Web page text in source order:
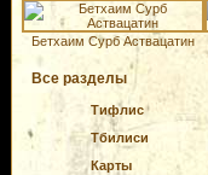
Бетхаим Сурб Аствацатин
Все разделы
Тифлис
Тбилиси
Карты